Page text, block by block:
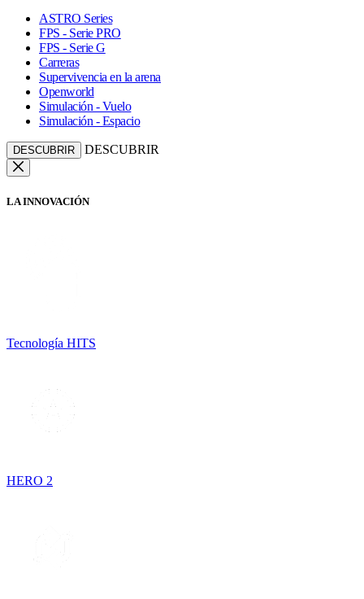
ASTRO Series
FPS - Serie PRO
FPS - Serie G
Carreras
Supervivencia en la arena
Openworld
Simulación - Vuelo
Simulación - Espacio
DESCUBRIR DESCUBRIR
LA INNOVACIÓN
Tecnología HITS
HERO 2